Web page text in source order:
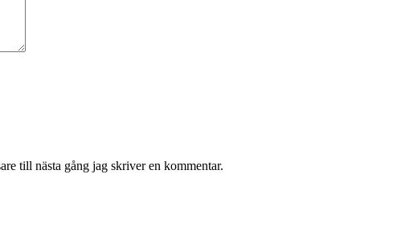
till nästa gång jag skriver en kommentar.